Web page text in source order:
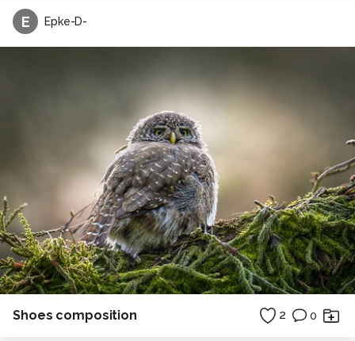
E Epke-D-
Shoes composition 2 0